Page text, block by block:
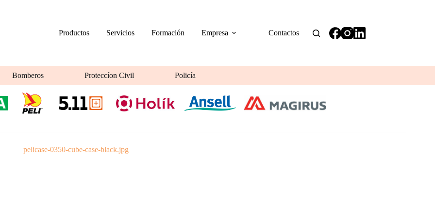
Productos
Servicios Formación Empresa Contactos
Bomberos Proteccíon Civil Policía
pelicase-0350-cube-case-black.jpg